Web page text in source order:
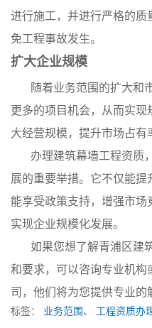
进行施工，并进行严格的
免工程事故发生。
扩大企业规模
随着业务范围的扩大和
更多的项目机会，从而实
大经营规模，提升市场占有
办理建筑幕墙工程资质
展的重要举措。它不仅能
能享受政策支持，增强市
实现企业规模化发展。
如果您想了解青浦区建
和要求，可以咨询专业机构
司，他们将为您提供专业的
标签： 业务范围 、 工程资质办